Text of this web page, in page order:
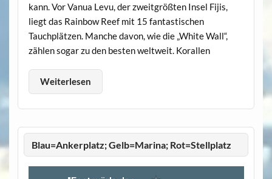
kann. Vor Vanua Levu, der zweitgrößten Insel Fijis,
liegt das Rainbow Reef mit 15 fantastischen
Tauchplätzen. Manche davon, wie die „White Wall“,
zählen sogar zu den besten weltweit. Korallen
Weiterlesen
Blau=Ankerplatz; Gelb=Marina; Rot=Stellplatz